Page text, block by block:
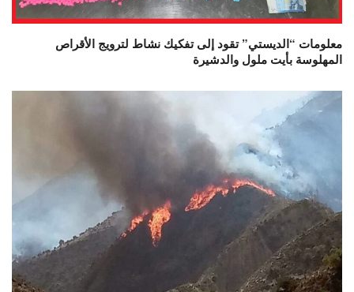
معلومات “الديستي” تقود إلى تفكيك نشاط لترويج الأقراص
المهلوسة بأيت ملول والدشيرة